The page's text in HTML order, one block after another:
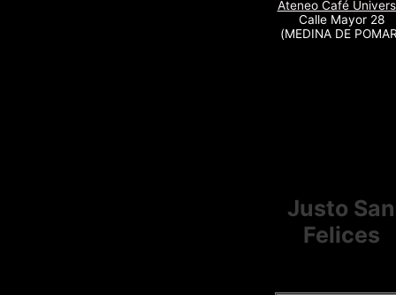
Ateneo Café
Calle Mayor 28
(MEDINA DE
Justo San
Felices